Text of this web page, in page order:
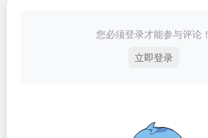
您必须登录才能参与评论！
立即登录